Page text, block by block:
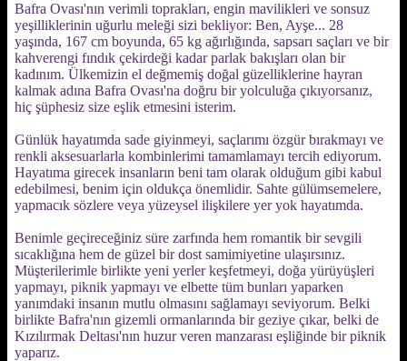
Bafra Ovası'nın verimli toprakları, engin mavilikleri ve sonsuz
yeşilliklerinin uğurlu meleği sizi bekliyor: Ben, Ayşe... 28
yaşında, 167 cm boyunda, 65 kg ağırlığında, sapsarı saçları ve bir
kahverengi fındık çekirdeği kadar parlak bakışları olan bir
kadınım. Ülkemizin el değmemiş doğal güzelliklerine hayran
kalmak adına Bafra Ovası'na doğru bir yolculuğa çıkıyorsanız,
hiç şüphesiz size eşlik etmesini isterim.
Günlük hayatımda sade giyinmeyi, saçlarımı özgür bırakmayı ve
renkli aksesuarlarla kombinlerimi tamamlamayı tercih ediyorum.
Hayatıma girecek insanların beni tam olarak olduğum gibi kabul
edebilmesi, benim için oldukça önemlidir. Sahte gülümsemelere,
yapmacık sözlere veya yüzeysel ilişkilere yer yok hayatımda.
Benimle geçireceğiniz süre zarfında hem romantik bir sevgili
sıcaklığına hem de güzel bir dost samimiyetine ulaşırsınız.
Müşterilerimle birlikte yeni yerler keşfetmeyi, doğa yürüyüşleri
yapmayı, piknik yapmayı ve elbette tüm bunları yaparken
yanımdaki insanın mutlu olmasını sağlamayı seviyorum. Belki
birlikte Bafra'nın gizemli ormanlarında bir geziye çıkar, belki de
Kızılırmak Deltası'nın huzur veren manzarası eşliğinde bir piknik
yaparız.